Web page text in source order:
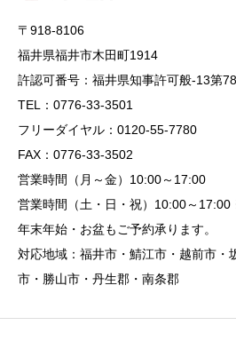
〒918-8106
福井県福井市木田町1914
許認可番号：福井県知事許可般-13第
TEL：0776-33-3501
フリーダイヤル：0120-55-7780
FAX：0776-33-3502
営業時間（月～金）10:00～17:00
営業時間（土・日・祝）10:00～17:00
年末年始・お盆もご予約承ります。
対応地域：福井市・鯖江市・越前市・
市・勝山市・丹生郡・南条郡